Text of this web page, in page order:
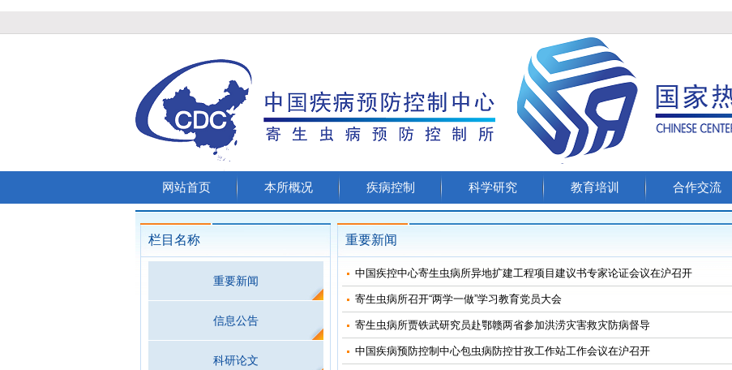
网站首页 本所概况 疾病控制 科学研究 教育培训 合作交流
栏目名称
重要新闻
信息公告
科研论文
重要新闻
中国疾控中心寄生虫病所异地扩建工程项目建议书专家论证会议在沪召开
寄生虫病所召开“两学一做”学习教育党员大会
寄生虫病所贾铁武研究员赴鄂赣两省参加洪涝灾害救灾防病督导
中国疾病预防控制中心包虫病防控甘孜工作站工作会议在沪召开